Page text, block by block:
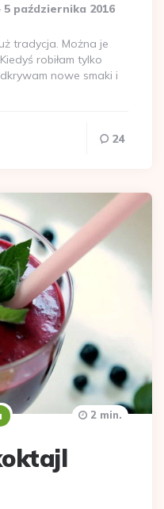
5 października 2016
tradycja. Można je
robiłam tylko
nowe smaki i
24
2 min.